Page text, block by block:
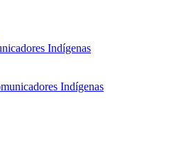
Indígenas
Indígenas